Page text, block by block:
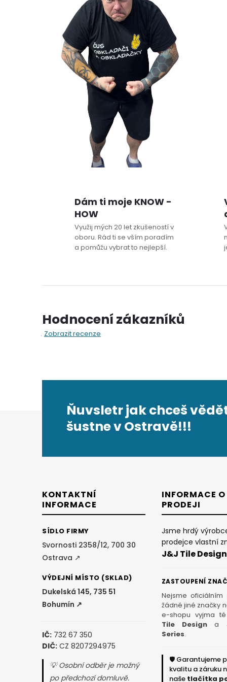
Dám ti moje KNOW -
HOW
Využij mých 20 let zkušeností v
oboru. Rád ti se vším poradím
a pomůžu vybrat to nejlepší.
Hodnocení zákazníků
Zobrazit recenze
Ňuvsletr jak chceš
šustne v Ostravě!!!
KONTAKTNÍ
INFORMACE
SÍDLO FIRMY
Svornosti 2358/12, 700 30
Ostrava ↗
VÝDEJNÍ MÍSTO (SKLAD)
Dukelská 145, 735 51
Bohumín ↗
IČ: 732 67 350
DIČ: CZ 8207294975
💡 Osobní odběr je možný
po předchozí domluvě.
INFORMACE O
PRODEJI
Jsme hrdý
prodejce vlastní
J&J Tile Design
ZASTOUPENÍ
Nejsme oficiálním
žádné jiné značky
e-shopu vyjma
Tile Design a
Series.
🛡️ Garantujeme
kvalitu a záruku
naše tlačítka